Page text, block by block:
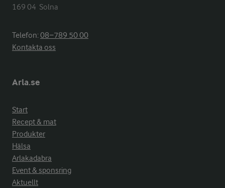
169 04  Solna
Telefon:08−789 50 00
Kontakta oss
Arla.se
Start
Recept & mat
Produkter
Hälsa
Arlakadabra
Event & sponsring
Aktuellt